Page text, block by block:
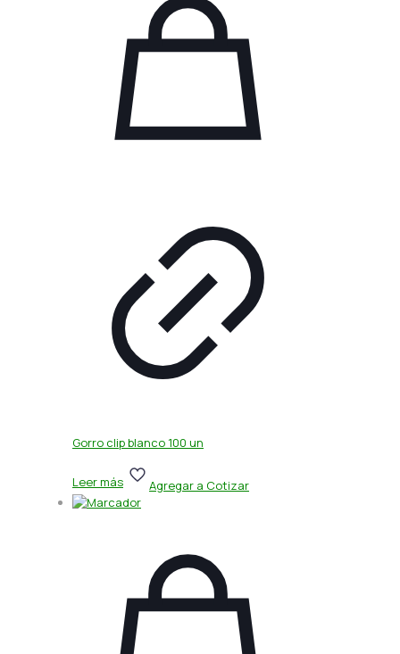
Gorro clip blanco 100 un
Leer más Agregar a Cotizar